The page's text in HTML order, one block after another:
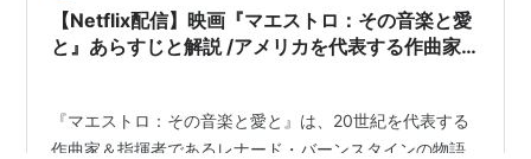
ったニューワールド。』 という感じでしょうか・・ コン
クリートユートピア…
【Netflix配信】映画『マエストロ：その音楽と愛
と』あらすじと解説 /アメリカを代表する作曲家